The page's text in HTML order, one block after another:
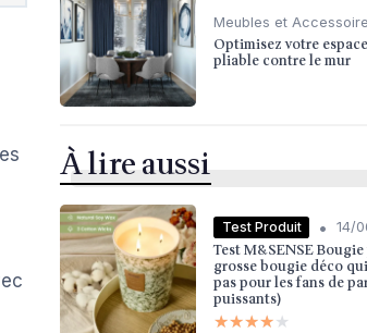
Meubles et
Optimisez votre
pliable contre le mur
À lire aussi
Test Produit • 14/
Test M&SENSE
grosse bougie déco
pas pour les fans de
puissants)
★★★★★
★★★★★